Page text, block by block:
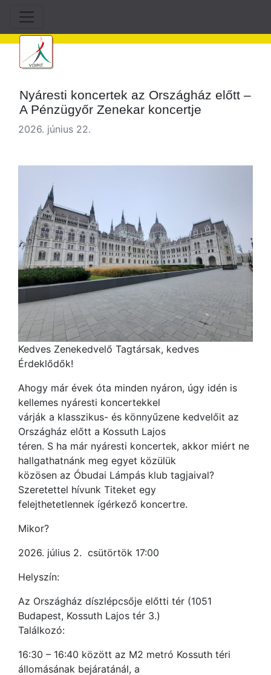
Nyáresti koncertek az Országház előtt –
A Pénzügyőr Zenekar koncertje
2026. június 22.
Kedves Zenekedvelő Tagtársak, kedves
Érdeklődők!
Ahogy már évek óta minden nyáron, úgy idén is
kellemes nyáresti koncertekkel
várják a klasszikus- és könnyűzene kedvelőit az
Országház előtt a Kossuth Lajos
téren. S ha már nyáresti koncertek, akkor miért ne
hallgathatnánk meg egyet közülük
közösen az Óbudai Lámpás klub tagjaival?
Szeretettel hívunk Titeket egy
felejthetetlennek ígérkező koncertre.
Mikor?
2026. július 2. csütörtök 17:00
Helyszín:
Az Országház díszlépcsője előtti tér (1051
Budapest, Kossuth Lajos tér 3.)
Találkozó:
16:30 – 16:40 között az M2 metró Kossuth téri
állomásának bejáratánál, a